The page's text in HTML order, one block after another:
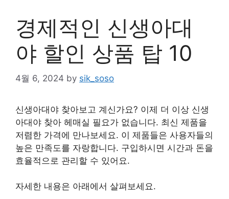
경제적인 신생아대
야 할인 상품 탑 10
4월 6, 2024 by sik_soso
신생아대야 찾아보고 계신가요? 이제 더 이상 신생
아대야 찾아 헤매실 필요가 없습니다. 최신 제품을
저렴한 가격에 만나보세요. 이 제품들은 사용자들의
높은 만족도를 자랑합니다. 구입하시면 시간과 돈을
효율적으로 관리할 수 있어요.
자세한 내용은 아래에서 살펴보세요.